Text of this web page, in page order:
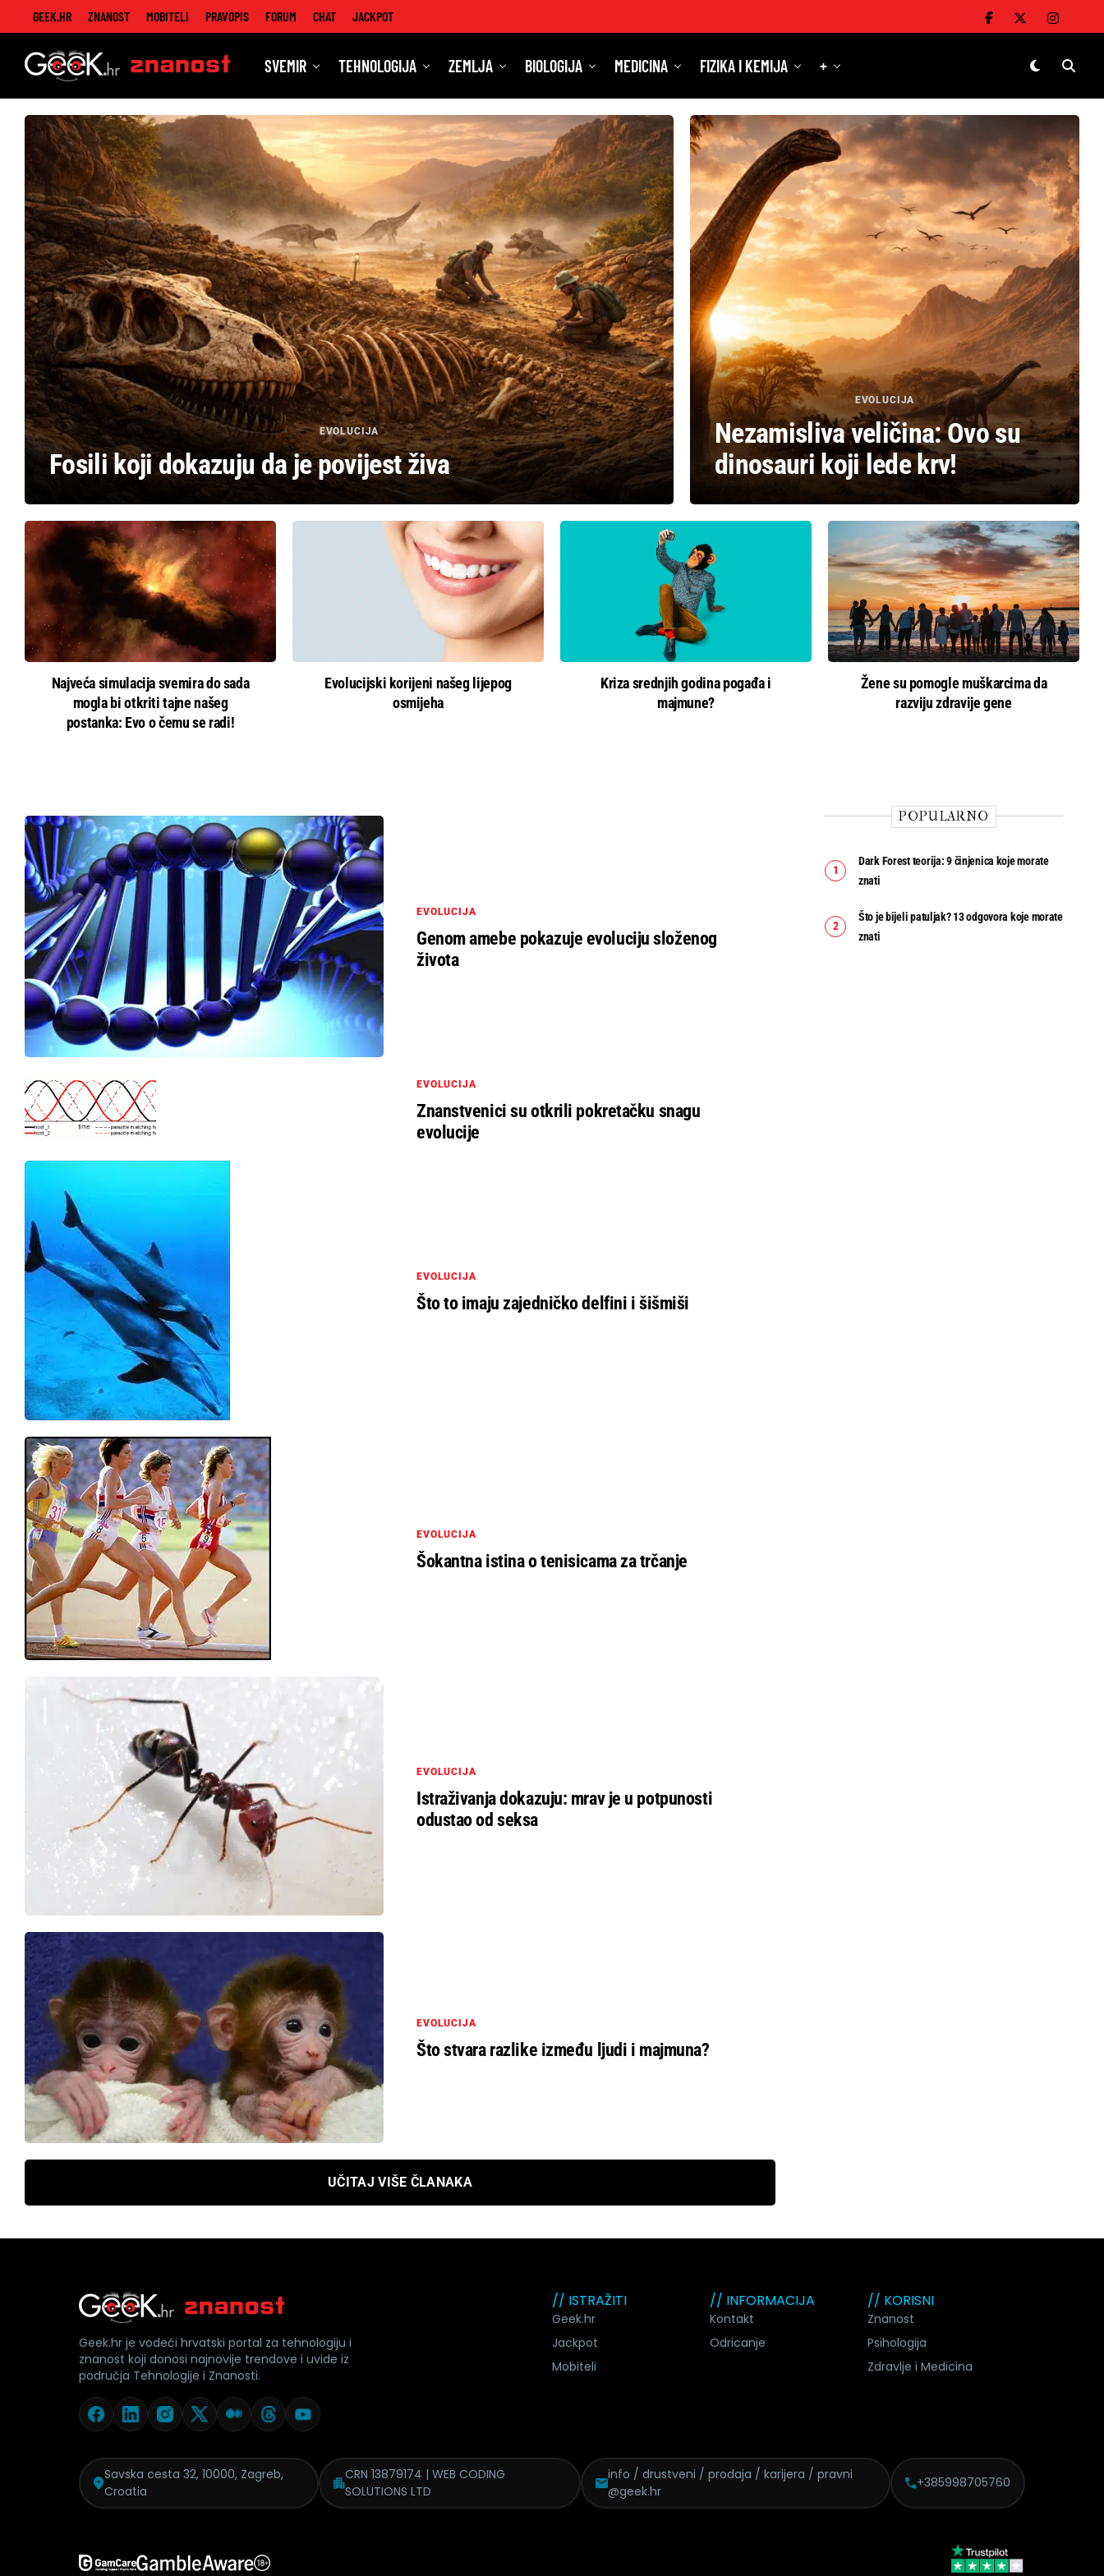
GEEK.HR ZNANOST MOBITELI PRAVOPIS FORUM CHAT JACKPOT
Znanost
SVEMIR TEHNOLOGIJA ZEMLJA BIOLOGIJA MEDICINA FIZIKA I KEMIJA +
EVOLUCIJA
Fosili koji dokazuju da je povijest živa
EVOLUCIJA
Nezamisliva veličina: Ovo su
dinosauri koji lede krv!
Najveća simulacija svemira do sada
mogla bi otkriti tajne našeg
postanka: Evo o čemu se radi!
Evolucijski korijeni našeg lijepog
osmijeha
Kriza srednjih godina pogađa i
majmune?
Žene su pomogle muškarcima da
razviju zdravije gene
EVOLUCIJA
Genom amebe pokazuje evoluciju složenog
života
EVOLUCIJA
Znanstvenici su otkrili pokretačku snagu
evolucije
EVOLUCIJA
Što to imaju zajedničko delfini i šišmiši
EVOLUCIJA
Šokantna istina o tenisicama za trčanje
EVOLUCIJA
Istraživanja dokazuju: mrav je u potpunosti
odustao od seksa
EVOLUCIJA
Što stvara razlike između ljudi i majmuna?
UČITAJ VIŠE ČLANAKA
POPULARNO
Dark Forest teorija: 9 činjenica koje morate
znati
Što je bijeli patuljak? 13 odgovora koje morate
znati
// ISTRAŽITI
Geek.hr
Jackpot
Mobiteli
// INFORMACIJA
Kontakt
Odricanje
// KORISNI
Znanost
Psihologija
Zdravlje i Medicina
Geek.hr je vodeći hrvatski portal za tehnologiju i
znanost koji donosi najnovije trendove i uvide iz
područja Tehnologije i Znanosti.
Savska cesta 32, 10000, Zagreb,
Croatia
CRN 13879174 | WEB CODING
SOLUTIONS LTD
info / drustveni / prodaja /karijera / pravni
@geek.hr
+385998705760